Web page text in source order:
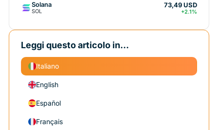
Solana
SOL
73,49 USD
+2.1%
Leggi questo articolo in...
Italiano
English
Español
Français